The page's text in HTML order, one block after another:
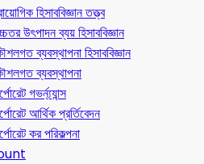
হিসাববিজ্ঞান তত্ত্ব
উৎপাদন ব্যয় হিসাববিজ্ঞান
ব্যবস্থাপনা হিসাববিজ্ঞান
ব্যবস্থাপনা
গভর্ন্য্যান্স
আর্থিক প্রর্তিবেদন
কর পরিকল্পনা